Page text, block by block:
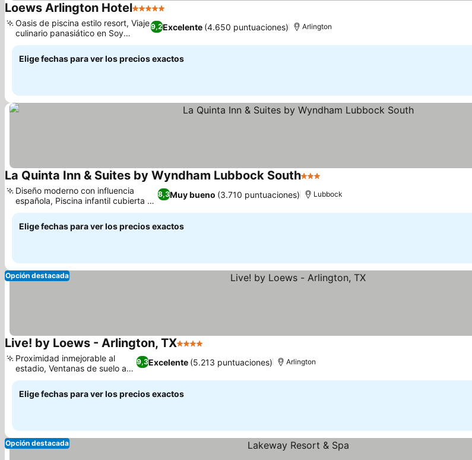
Loews Arlington Hotel5 Estrellas
9,2Excelente (4.650 puntuaciones)
Oasis de piscina estilo resort, Viaje
culinario panasiático en Soy
Cowboy
Arlington
Elige fechas para ver los precios exactos
La Quinta Inn & Suites by Wyndham Lubbock South3 Estrellas
8,3Muy bueno (3.710 puntuaciones)
Diseño moderno con influencia
española, Piscina infantil cubierta y
climatizada
Lubbock
Elige fechas para ver los precios exactos
Opción destacada
Live! by Loews - Arlington, TX4 Estrellas
9,3Excelente (5.213 puntuaciones)
Proximidad inmejorable al
estadio, Ventanas de suelo a
techo
Arlington
Elige fechas para ver los precios exactos
Opción destacada